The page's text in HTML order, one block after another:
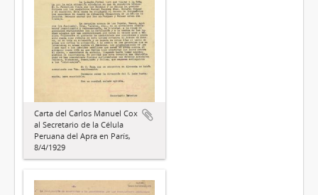
Carta del Carlos Manuel Cox
al Secretario de la Célula
Peruana del Apra en París,
8/4/1929